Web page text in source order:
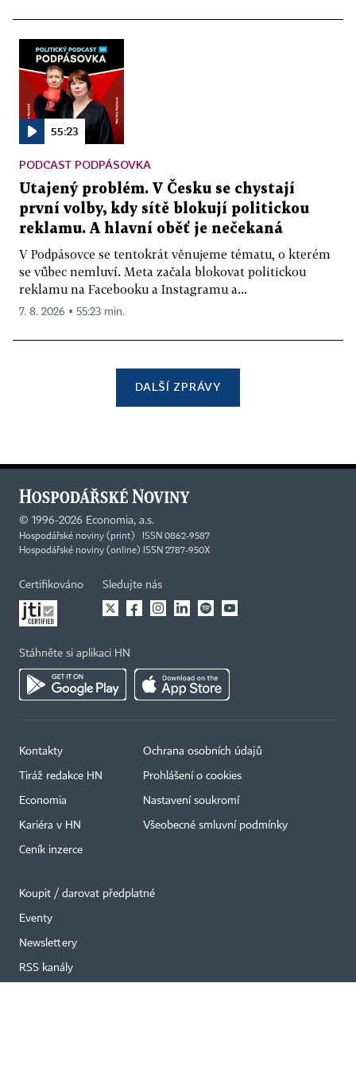
55:23
PODCAST PODPÁSOVKA
Utajený problém. V Česku se chystají
první volby, kdy sítě blokují politickou
reklamu. A hlavní oběť je nečekaná
V Podpásovce se tentokrát věnujeme tématu, o kterém
se vůbec nemluví. Meta začala blokovat politickou
reklamu na Facebooku a Instagramu a...
7. 8. 2026 ▪ 55:23 min.
DALŠÍ ZPRÁVY
© 1996-2026 Economia, a.s.
Hospodářské noviny (print) ISSN 0862-9587
Hospodářské noviny (online) ISSN 2787-950X
Certifikováno Sledujte nás
Stáhněte si aplikaci HN
Kontakty
Tiráž redakce HN
Economia
Kariéra v HN
Ceník inzerce
Ochrana osobních údajů
Prohlášení o cookies
Nastavení soukromí
Všeobecné smluvní podmínky
Koupit / darovat předplatné
Eventy
Newslettery
RSS kanály